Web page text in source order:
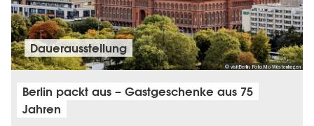
© visitBerlin, Foto Mo Wüstenhagen
Dauer­aus­stel­lung
Berlin packt aus – Gastgeschenke aus 75
Jahren